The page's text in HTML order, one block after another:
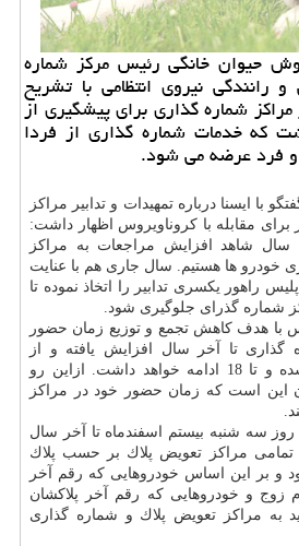
حیوان خانگی رئیس مركز شماره
رانندگی نیروی انتظامی با تشریح
شماره گذاری برای پیشگیری از
كه خدمات شماره گذاری از فردا
و فرد عرضه می شود.
با ایسنا درباره تمهیدات و تدابیر مراكز
مقابله با كروناویروس اظهار داشت:
سال شاهد افزایش مراجعات به مراكز
خودرو ها هستیم. سال جاری هم با عنایت
راهور یكسری تدابیر را اتخاذ نموده تا
شماره گذرای جلوگیری شود.
با هدف كاهش تجمع و توزیع زمان حضور
تا آخر سال افزایش یافته و از
ساعت 7 بامداد شروع شده و تا 18 ادامه خواهد داشت. ازاین رو
این است كه زمان حضور خود در مراكز
روز سه شنبه بیستم اسفندماه تا آخر سال
تمامی مراكز تعویض پلاك بر حسب پلاك
بر این اساس خودروهایی كه رقم آخر
زوج و خودروهایی كه رقم آخر پلاكشان
به مراكز تعویض پلاك و شماره گذاری